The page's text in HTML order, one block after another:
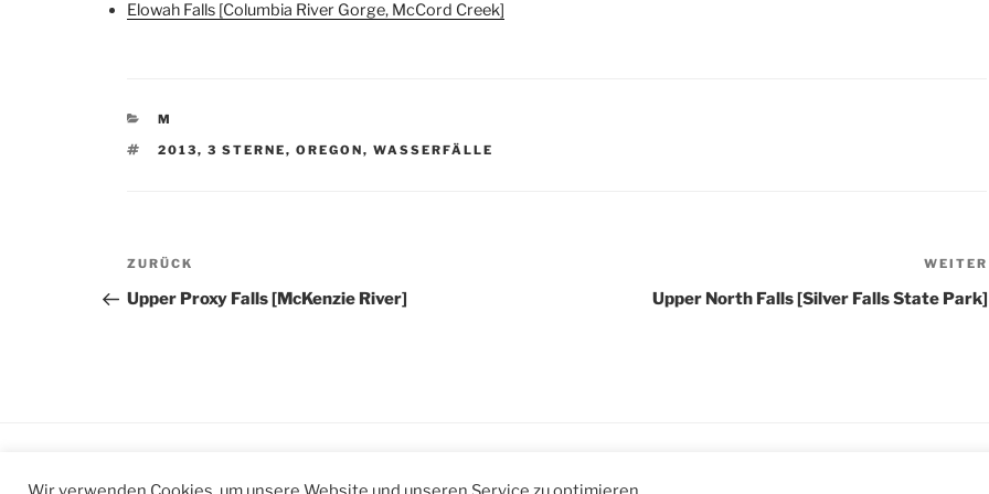
Elowah Falls [Columbia River Gorge, McCord Creek]
KATEGORIEN
M
SCHLAGWÖRTER
2013, 3 STERNE, OREGON, WASSERFÄLLE
Beitragsnavigation
Vorheriger
Beitrag
ZURÜCK
Upper Proxy Falls [McKenzie River]
WEITER
Upper North Falls [Silver Falls State Park]